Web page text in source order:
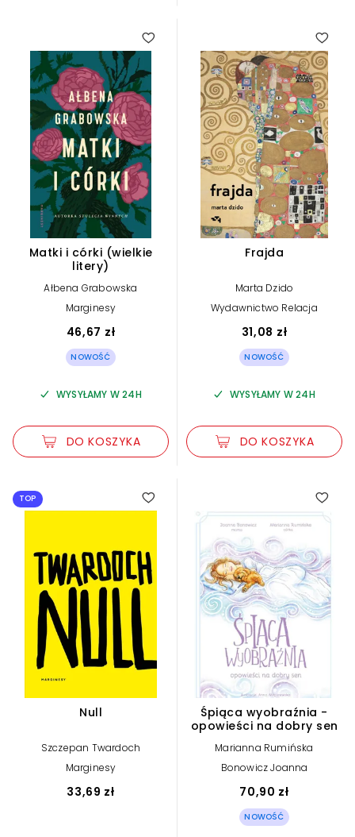
Matki i córki (wielkie
litery)
Ałbena Grabowska
Marginesy
46,67 zł
NOWOŚĆ
WYSYŁAMY W 24H
DO KOSZYKA
Frajda
Marta Dzido
Wydawnictwo Relacja
31,08 zł
NOWOŚĆ
WYSYŁAMY W 24H
DO KOSZYKA
TOP 4.25
Null
Szczepan Twardoch
Marginesy
33,69 zł
Śpiąca wyobraźnia -
opowieści na dobry sen
Marianna Rumińska
Bonowicz Joanna
70,90 zł
NOWOŚĆ